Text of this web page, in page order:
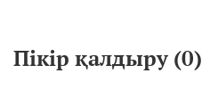
Пікір қалдыру (0)